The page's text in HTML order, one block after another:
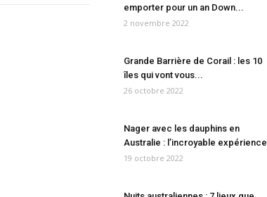
emporter pour un an Down...
2 novembre 2022
Grande Barrière de Corail : les 10
îles qui vont vous...
26 octobre 2022
Nager avec les dauphins en
Australie : l’incroyable expérience
19 octobre 2022